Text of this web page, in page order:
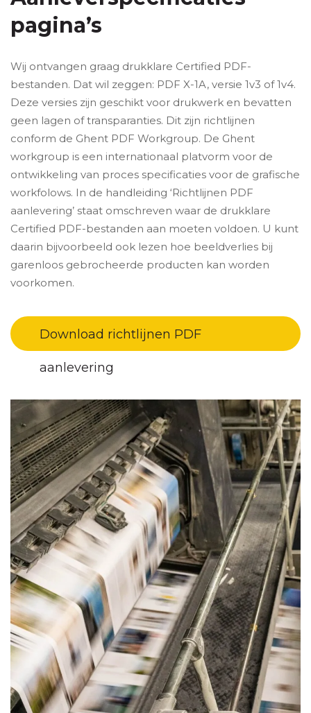
pagina’s
Wij ontvangen graag drukklare Certified PDF-
bestanden. Dat wil zeggen: PDF X-1A, versie 1v3 of 1v4.
Deze versies zijn geschikt voor drukwerk en bevatten
geen lagen of transparanties. Dit zijn richtlijnen
conform de Ghent PDF Workgroup. De Ghent
workgroup is een internationaal platvorm voor de
ontwikkeling van proces specificaties voor de grafische
workfolows. In de handleiding ‘Richtlijnen PDF
aanlevering’ staat omschreven waar de drukklare
Certified PDF-bestanden aan moeten voldoen. U kunt
daarin bijvoorbeeld ook lezen hoe beeldverlies bij
garenloos gebrocheerde producten kan worden
voorkomen.
Download richtlijnen PDF
aanlevering